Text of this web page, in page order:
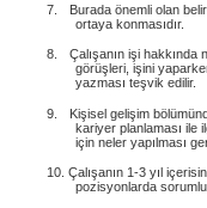
7.
Burada önemli olan
ortaya konmasıdır.
8.
Çalışanın işi hakkında
görüşleri, işini
yazması teşvik edilir.
9.
Kişisel gelişim
kariyer planlaması ile
için neler yapılması
10. Çalışanın 1-3 yıl
pozisyonlarda